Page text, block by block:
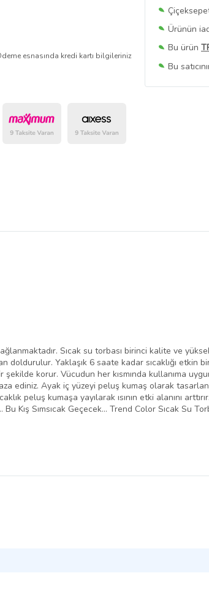
Ürünün
Bu ürün
Bu
Bu
esnasında kredi kartı bilgileriniz
Sıcak su torbası birinci kalite ve yüksek
doldurulur. Yaklaşık 6 saate kadar sıcaklığı etkin
şekilde korur. Vücudun her kısmında kullanıma
ediniz. Ayak iç yüzeyi peluş kumaş olarak
peluş kumaşa yayılarak ısının etki alanını
Kış Sımsıcak Geçecek... Trend Color Sıcak Su